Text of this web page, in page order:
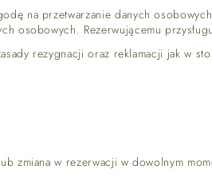
na przetwarzanie danych
osobowych. Rezerwującemu
rezygnacji oraz reklamacji jak w
zmiana w rezerwacji w dowolnym